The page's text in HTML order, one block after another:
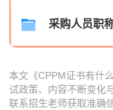
李*
孔**
本文《CPPM证书有什
试政策、内容不断变化
联系招生老师获取准确